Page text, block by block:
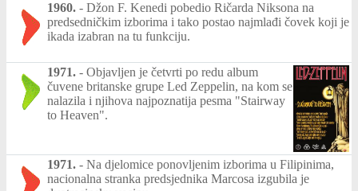
1960. - Džon F. Kenedi pobedio Ričarda Niksona na
predsedničkim izborima i tako postao najmlađi čovek koji je
ikada izabran na tu funkciju.
1971. - Objavljen je četvrti po redu album
čuvene britanske grupe Led Zeppelin, na kom se
nalazila i njihova najpoznatija pesma "Stairway
to Heaven".
1971. - Na djelomice ponovljenim izborima u Filipinima,
nacionalna stranka predsjednika Marcosa izgubila je